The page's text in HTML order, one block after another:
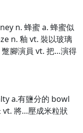
n. 蜂蜜 a. 蜂蜜似
n. 釉 vt. 裝以玻璃
腳演員 vt. 把…演得
a.有鹽分的 bowl
vt. 將…壓成米粒狀